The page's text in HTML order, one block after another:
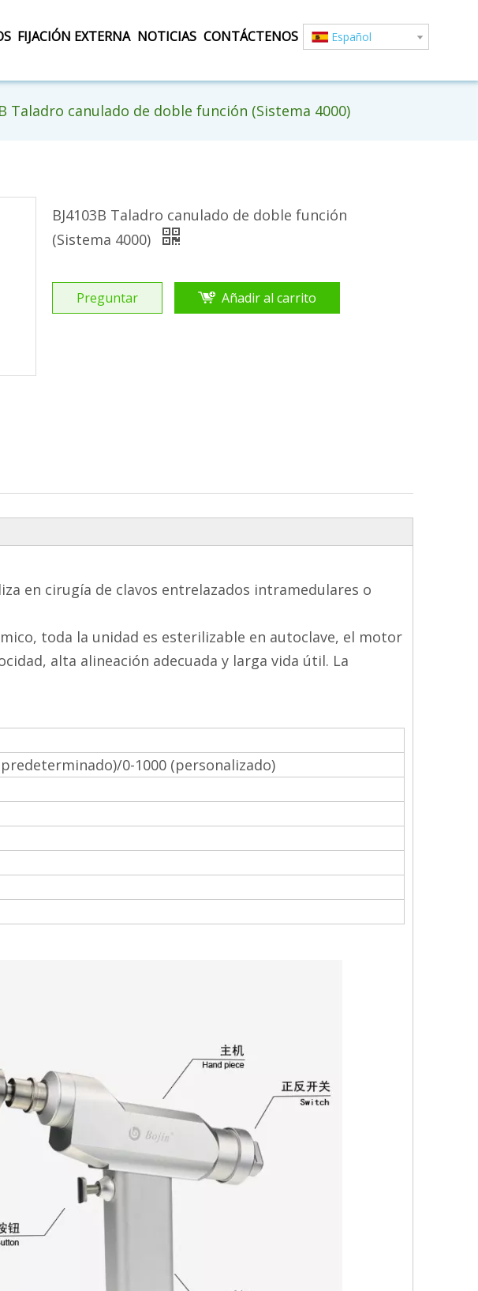
FIJACIÓN EXTERNA NOTICIAS CONTÁCTENOS Español
Taladro canulado de doble función (Sistema 4000)
BJ4103B Taladro canulado de doble función
(Sistema 4000)
Preguntar Añadir al carrito
en cirugía de clavos entrelazados intramedulares o
toda la unidad es esterilizable en autoclave, el motor
alta alineación adecuada y larga vida útil. La
0-1000 (personalizado)